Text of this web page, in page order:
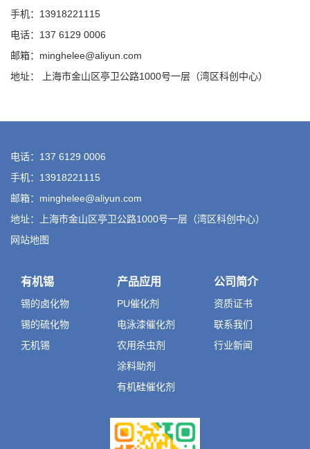
手机：13918221115
电话：137 6129 0006
邮箱：minghelee@aliyun.com
地址： 上海市金山区亭卫公路1000号一层（湾区科创中心）
电话：137 6129 0006
手机：13918221115
邮箱：minghelee@aliyun.com
地址：上海市金山区亭卫公路1000号一层（湾区科创中心）
网站地图
有机锡
锡的卤化物
锡的硫化物
无机锡
产品应用
PU催化剂
电泳漆催化剂
农用杀虫剂
涂料助剂
有机硅催化剂
公司简介
资质证书
联系我们
行业新闻